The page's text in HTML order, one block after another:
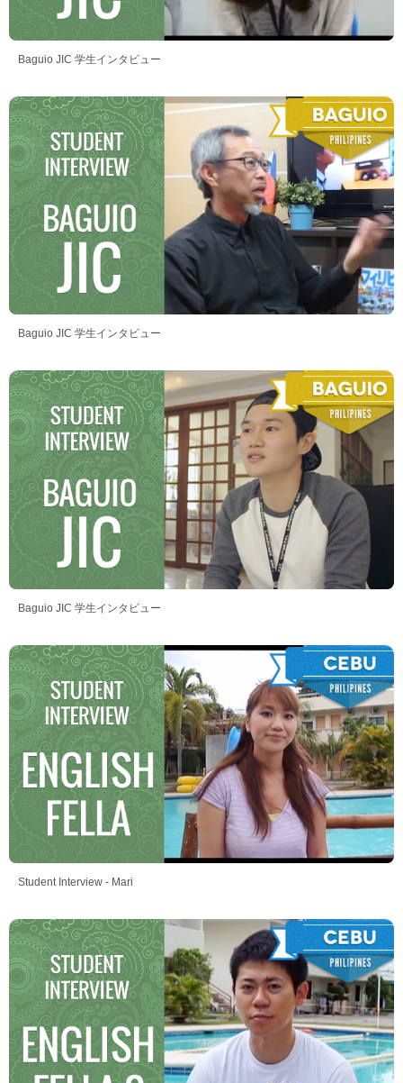
Baguio JIC 学生インタビュー
Baguio JIC 学生インタビュー
Baguio JIC 学生インタビュー
Student Interview - Mari